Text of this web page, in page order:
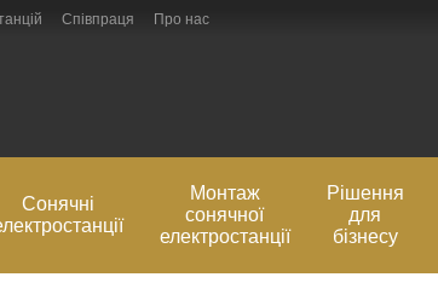
Співпраця
Про нас
Сонячні
Монтаж
сонячної
електростанції
Рішення
для
бізнесу